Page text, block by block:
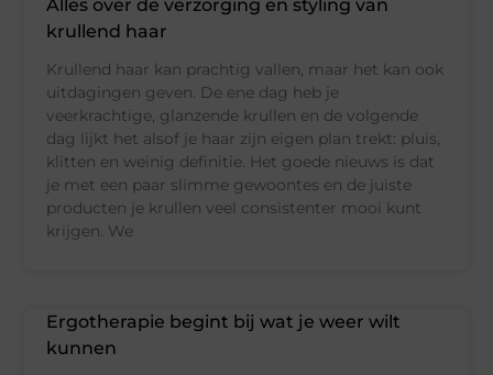
Alles over de verzorging en styling van
krullend haar
Krullend haar kan prachtig vallen, maar het kan ook
uitdagingen geven. De ene dag heb je
veerkrachtige, glanzende krullen en de volgende
dag lijkt het alsof je haar zijn eigen plan trekt: pluis,
klitten en weinig definitie. Het goede nieuws is dat
je met een paar slimme gewoontes en de juiste
producten je krullen veel consistenter mooi kunt
krijgen. We
Ergotherapie begint bij wat je weer wilt
kunnen